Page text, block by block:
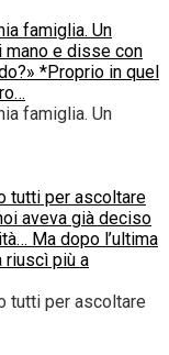
famiglia. Un
mano e disse con
*Proprio in quel
famiglia. Un
tutti per ascoltare
aveva già deciso
Ma dopo l’ultima
riuscì più a
tutti per ascoltare